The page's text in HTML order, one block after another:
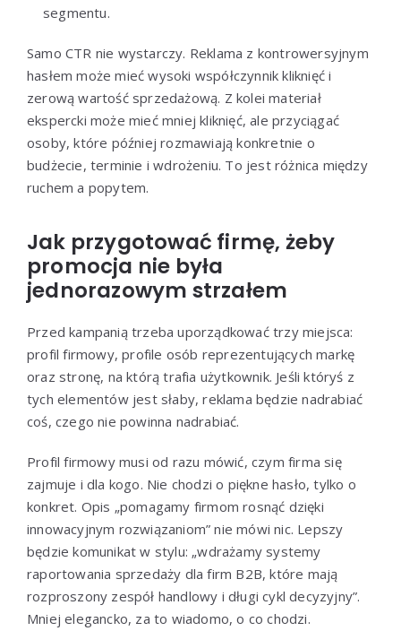
segmentu.
Samo CTR nie wystarczy. Reklama z kontrowersyjnym
hasłem może mieć wysoki współczynnik kliknięć i
zerową wartość sprzedażową. Z kolei materiał
ekspercki może mieć mniej kliknięć, ale przyciągać
osoby, które później rozmawiają konkretnie o
budżecie, terminie i wdrożeniu. To jest różnica między
ruchem a popytem.
Jak przygotować firmę, żeby
promocja nie była
jednorazowym strzałem
Przed kampanią trzeba uporządkować trzy miejsca:
profil firmowy, profile osób reprezentujących markę
oraz stronę, na którą trafia użytkownik. Jeśli któryś z
tych elementów jest słaby, reklama będzie nadrabiać
coś, czego nie powinna nadrabiać.
Profil firmowy musi od razu mówić, czym firma się
zajmuje i dla kogo. Nie chodzi o piękne hasło, tylko o
konkret. Opis „pomagamy firmom rosnąć dzięki
innowacyjnym rozwiązaniom” nie mówi nic. Lepszy
będzie komunikat w stylu: „wdrażamy systemy
raportowania sprzedaży dla firm B2B, które mają
rozproszony zespół handlowy i długi cykl decyzyjny”.
Mniej elegancko, za to wiadomo, o co chodzi.